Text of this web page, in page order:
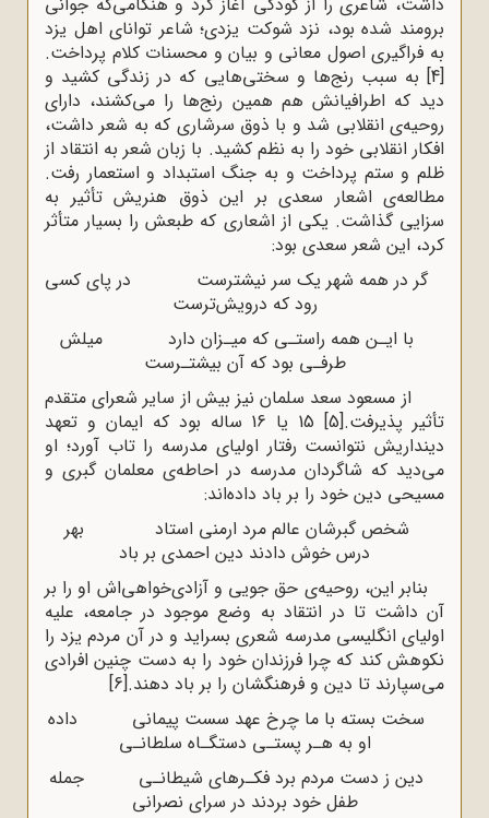
برومند شده بود، نزد شوکت یزدی؛ شاعر توانای اهل یزد
به فراگیری اصول معانی و بیان و محسنات کلام پرداخت.
[4]
به سبب رنج‌ها و سختی‌هایی که در زندگی کشید و
دید که اطرافیانش هم همین رنج‌ها را می‌کشند، دارای
روحیه‌ی انقلابی شد و با ذوق سرشاری که به شعر داشت،
افکار انقلابی خود را به نظم کشید. با زبان شعر به انتقاد از
ظلم و ستم پرداخت و به جنگ استبداد و استعمار رفت.
مطالعه‌ی اشعار سعدی بر این ذوق هنریش تأثیر به
سزایی گذاشت. یکی از اشعاری که طبعش را بسیار متأثر
کرد، این شعر سعدی بود:
گر در همه شهر یک سر نیشترست در پای کسی
رود که درویش‌ترست
با ایـن همه راستـی که میـزان دارد میلش
طرفـی بود که آن بیشتـرست
از مسعود سعد سلمان نیز بیش از سایر شعرای متقدم
تأثیر پذیرفت.[5]
15 یا 16 ساله بود که ایمان و تعهد
دینداریش نتوانست رفتار اولیای مدرسه را تاب آورد؛ او
می‌دید که شاگردان مدرسه در احاطه‌ی معلمان گبری و
مسیحی دین خود را بر باد داده‌اند:
شخص گبرشان عالم مرد ارمنی استاد بهر
درس خوش دادند دین احمدی بر باد
بنابر این، روحیه‌ی حق جویی و آزادی‌خواهی‌اش او را بر
آن داشت تا در انتقاد به وضع موجود در جامعه، علیه
اولیای انگلیسی مدرسه شعری بسراید و در آن مردم یزد را
نکوهش کند که چرا فرزندان خود را به دست چنین افرادی
می‌سپارند تا دین و فرهنگشان را بر باد دهند.[6]
سخت بسته با ما چرخ عهد سست پیمانی داده
او به هـر پستـی دستگـاه سلطانـی
دین ز دست مردم برد فکـرهای شیطانـی جمله
طفل خود بردند در سرای نصرانی